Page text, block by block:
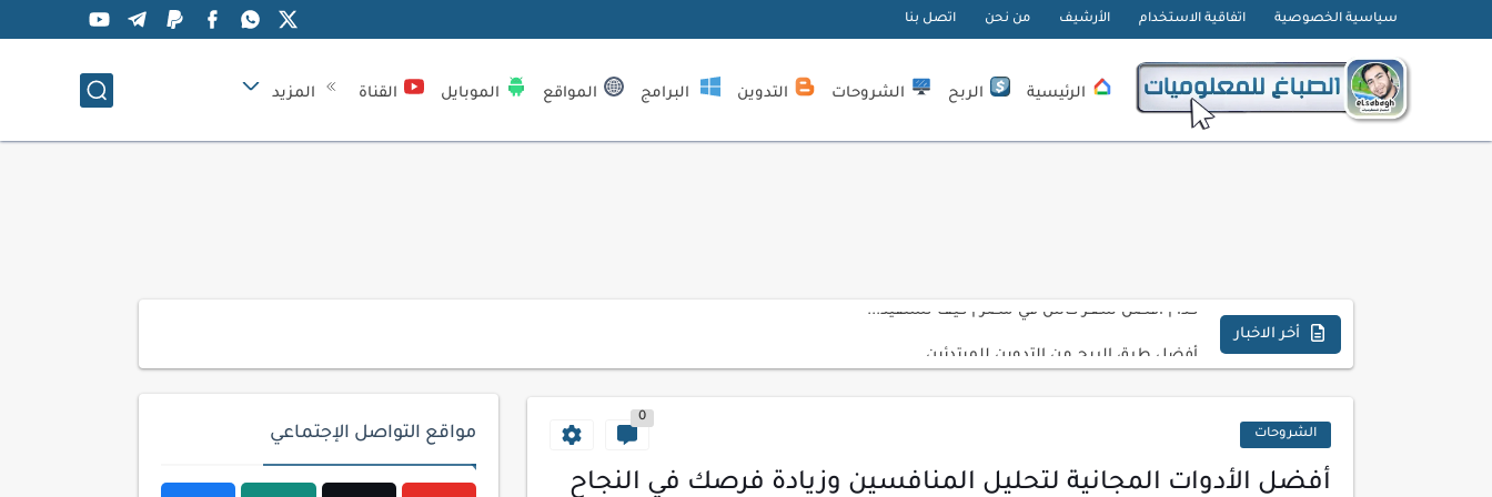
سياسية الخصوصية اتفاقية الاستخدام الأرشيف من نحن اتصل بنا
الرئيسية الربح الشروحات التدوين البرامج المواقع الموبايل القناة المزيد
أخر الاخبار
أسرار اختيار لوحة مفاتيح تناسب عملك اليومي
الشروحات
0
أفضل الأدوات المجانية لتحليل المنافسين وزيادة فرصك في النجاح
مواقع التواصل الإجتماعي